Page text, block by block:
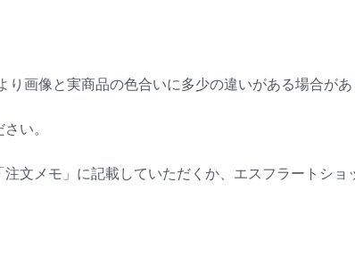
画像と実商品の色合いに多少の違いがある場合があ
い。
文メモ」に記載していただくか、エスフラートショ